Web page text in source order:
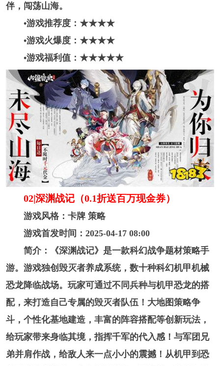
伴，闯荡山海。
•游戏推荐度：★★★★
•游戏火爆度：★★★★
•游戏福利值：★★★★★
02|深渊战记（0.1折送百万现金券）
游戏风格：卡牌 策略
游戏首发时间：2025-04-17 08:00
简介：《深渊战记》是一款科幻战争题材策略手
游。游戏独创毁灭者养成系统，数十种科幻机甲机械
恐龙降临战场。玩家可通过不同兵种与机甲恐龙的搭
配，来打造自己专属的毁灭者队伍！大地图策略争
斗，个性化基地建造，丰富的阵容搭配等创新玩法，
给玩家带来身临其境，指挥千军的代入感！与军团兄
弟并肩作战，给敌人来一点小小的震撼！从机甲到恐